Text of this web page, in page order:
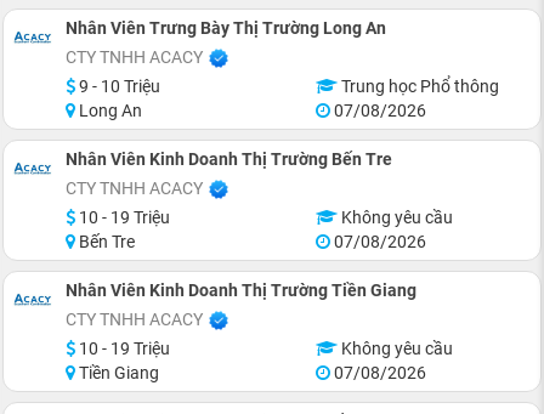
Nhân Viên Trưng Bày Thị Trường Long An
CTY TNHH ACACY
9 - 10 Triệu
Trung học Phổ thông
Long An
07/08/2026
Nhân Viên Kinh Doanh Thị Trường Bến Tre
CTY TNHH ACACY
10 - 19 Triệu
Không yêu cầu
Bến Tre
07/08/2026
Nhân Viên Kinh Doanh Thị Trường Tiền Giang
CTY TNHH ACACY
10 - 19 Triệu
Không yêu cầu
Tiền Giang
07/08/2026